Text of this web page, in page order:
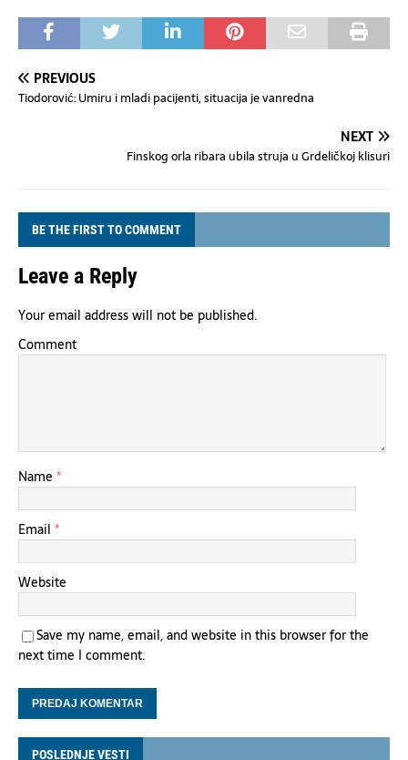
PREVIOUS
Tiodorović: Umiru i mladi pacijenti, situacija je vanredna
NEXT
Finskog orla ribara ubila struja u Grdeličkoj klisuri
BE THE FIRST TO COMMENT
Leave a Reply
Your email address will not be published.
Comment
Name *
Email *
Website
Save my name, email, and website in this browser for the
next time I comment.
POSLEDNJE VESTI